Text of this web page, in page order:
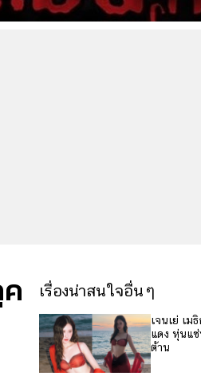
เรื่องน่าสนใจอื่นๆ
เจนเย่ เม
แดง หุ่นแซ่
ต้าน